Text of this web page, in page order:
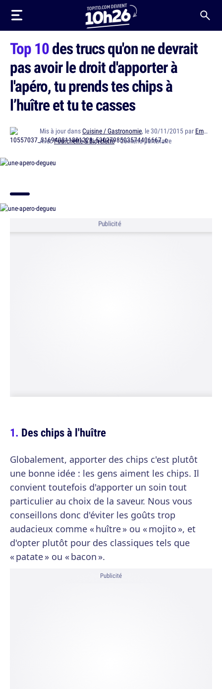
Top 10des trucs qu'on ne devrait
pas avoir le droit d'apporter à
l'apéro, tu prends tes chips à
l’huître et tu te casses
Mis à jour dansCuisine / Gastronomie, le 30/11/2015 par Emma Schrams
AvecFourchette & Bicyclette· Contenu partenaire
Publicité
Des chips à l'huître
Globalement, apporter des chips c'est plutôt
une bonne idée : les gens aiment les chips. Il
convient toutefois d'apporter un soin tout
particulier au choix de la saveur. Nous vous
conseillons donc d'éviter les goûts trop
audacieux comme « huître » ou « mojito », et
d'opter plutôt pour des classiques tels que
« patate » ou « bacon ».
Publicité